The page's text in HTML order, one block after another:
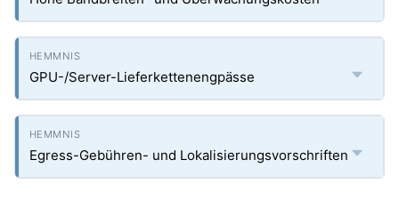
GPU-/Server-Lieferkettenengpässe
Egress-Gebühren- und Lokalisierungsvorschriften